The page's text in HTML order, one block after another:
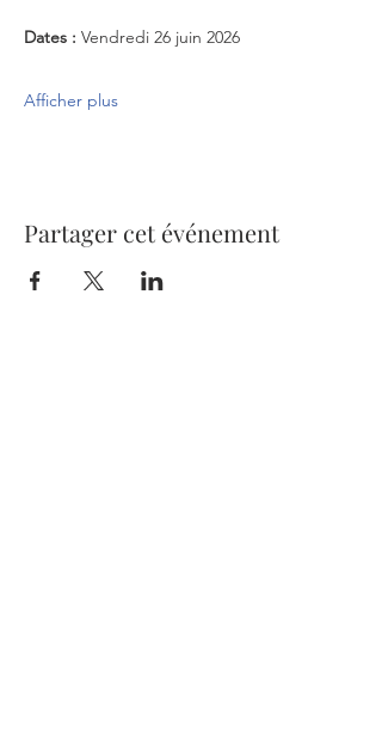
Dates : Vendredi 26 juin 2026
Afficher plus
Partager cet événement